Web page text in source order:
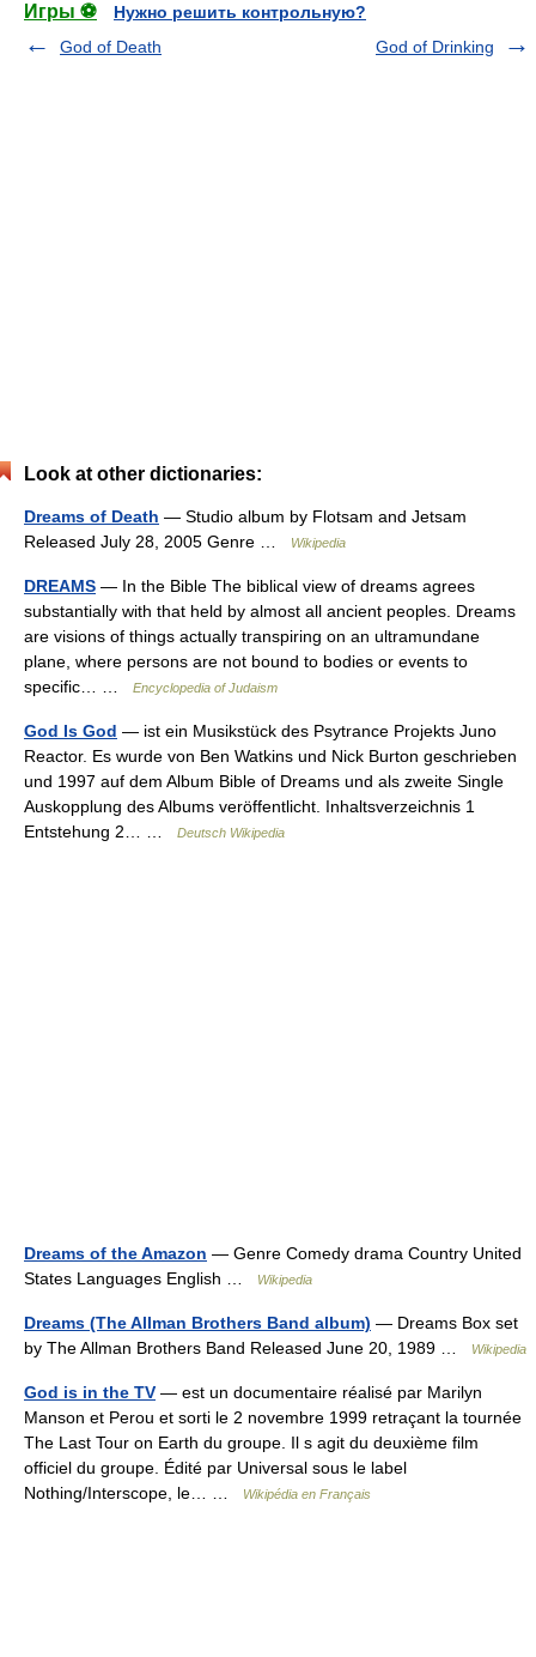
Игры ⚽
Нужно решить контрольную?
God of Death
God of Drinking
Look at other dictionaries:
Dreams of Death — Studio album by Flotsam and Jetsam
Released July 28, 2005 Genre …
Wikipedia
DREAMS — In the Bible The biblical view of dreams agrees
substantially with that held by almost all ancient peoples. Dreams
are visions of things actually transpiring on an ultramundane
plane, where persons are not bound to bodies or events to
specific… …
Encyclopedia of Judaism
God Is God — ist ein Musikstück des Psytrance Projekts Juno
Reactor. Es wurde von Ben Watkins und Nick Burton geschrieben
und 1997 auf dem Album Bible of Dreams und als zweite Single
Auskopplung des Albums veröffentlicht. Inhaltsverzeichnis 1
Entstehung 2… …
Deutsch Wikipedia
Dreams of the Amazon — Genre Comedy drama Country United
States Languages English …
Wikipedia
Dreams (The Allman Brothers Band album) — Dreams Box set
by The Allman Brothers Band Released June 20, 1989 …
Wikipedia
God is in the TV — est un documentaire réalisé par Marilyn
Manson et Perou et sorti le 2 novembre 1999 retraçant la tournée
The Last Tour on Earth du groupe. Il s agit du deuxième film
officiel du groupe. Édité par Universal sous le label
Nothing/Interscope, le… …
Wikipédia en Français